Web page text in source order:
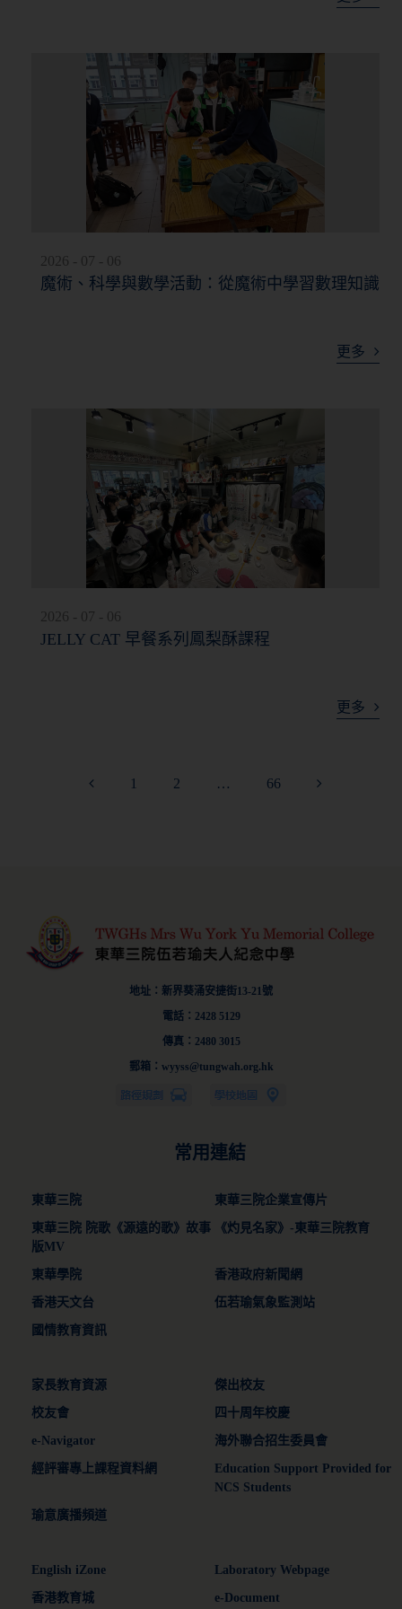
2026 - 07 - 06
魔術、科學與數學活動：從魔術中學習數理知識
更多
2026 - 07 - 06
JELLY CAT 早餐系列鳳梨酥課程
更多
1 2 … 66
地址：新界葵涌安捷街13-21號
電話：2428 5129
傳真：2480 3015
郵箱：wyyss@tungwah.org.hk
常用連結
東華三院 東華三院企業宣傳片
東華三院 院歌《源遠的歌》故事
版MV
《灼見名家》-東華三院教育
東華學院 香港政府新聞網
香港天文台 伍若瑜氣象監測站
國情教育資訊
家長教育資源 傑出校友
校友會 四十周年校慶
e-Navigator 海外聯合招生委員會
經評審專上課程資料網
Education Support Provided for
NCS Students
瑜意廣播頻道
English iZone Laboratory Webpage
香港教育城 e-Document